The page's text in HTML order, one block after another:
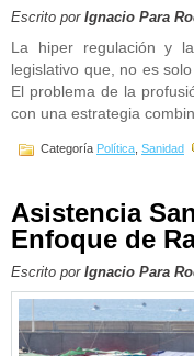
Escrito por Ignacio Para
La hiper regulación y
legislativo que, no es
El problema de la
con una estrategia
Categoría Política Sanidad
Asistencia
Enfoque de
Escrito por Ignacio Para